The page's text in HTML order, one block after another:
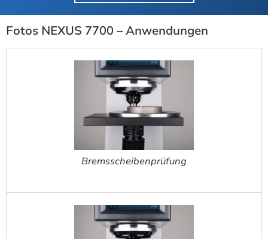
Fotos NEXUS 7700 – Anwendungen
Bremsscheibenprüfung